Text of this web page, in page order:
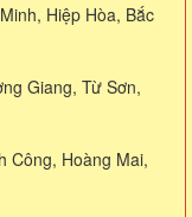
Hiệp Hòa, Bắc
Giang, Từ Sơn,
Công, Hoàng Mai,